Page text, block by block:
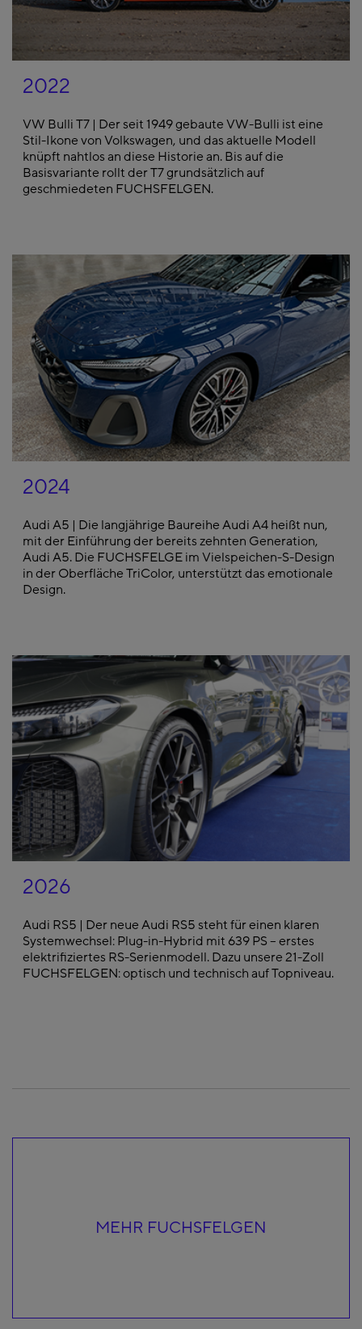
2022
VW Bulli T7 | Der seit 1949 gebaute VW-Bulli ist eine
Stil-Ikone von Volkswagen, und das aktuelle Modell
knüpft nahtlos an diese Historie an. Bis auf die
Basisvariante rollt der T7 grundsätzlich auf
geschmiedeten FUCHSFELGEN.
2024
Audi A5 | Die langjährige Baureihe Audi A4 heißt nun,
mit der Einführung der bereits zehnten Generation,
Audi A5. Die FUCHSFELGE im Vielspeichen-S-Design
in der Oberfläche TriColor, unterstützt das emotionale
Design.
2026
Audi RS5 | Der neue Audi RS5 steht für einen klaren
Systemwechsel: Plug-in-Hybrid mit 639 PS – erstes
elektrifiziertes RS-Serienmodell. Dazu unsere 21-Zoll
FUCHSFELGEN: optisch und technisch auf Topniveau.
MEHR FUCHSFELGEN